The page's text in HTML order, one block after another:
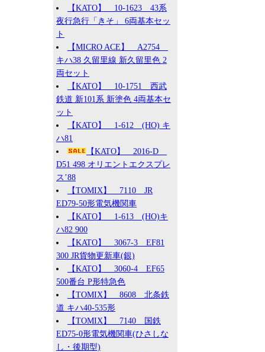
【KATO】 10-1623 43系
夜行急行「きそ」 6両基本セッ
ト
【MICRO ACE】 A2754
キハ38 久留里線 新久留里色 2
両セット
【KATO】 10-1751 西武
鉄道 新101系 新塗色 4両基本セ
ット
【KATO】 1-612 (HO) キ
ハ81
【KATO】 2016-D
D51 498 オリエントエクスプレ
ス’88
【TOMIX】 7110 JR
ED79-50形電気機関車
【KATO】 1-613 (HO)キ
ハ82 900
【KATO】 3067-3 EF81
300 JR貨物更新車(銀)
【KATO】 3060-4 EF65
500番台 P形特急色
【TOMIX】 8608 北条鉄
道 キハ40-535形
【TOMIX】 7140 国鉄
ED75-0形電気機関車(ひさしな
し・後期型)